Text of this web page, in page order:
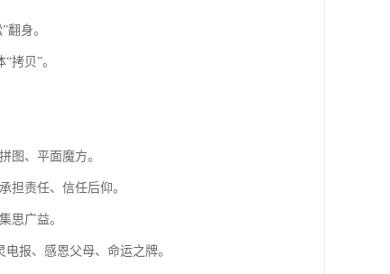
身。
拷贝”。
图、平面魔方。
担责任、信任后仰。
思广益。
报、感恩父母、命运之牌。